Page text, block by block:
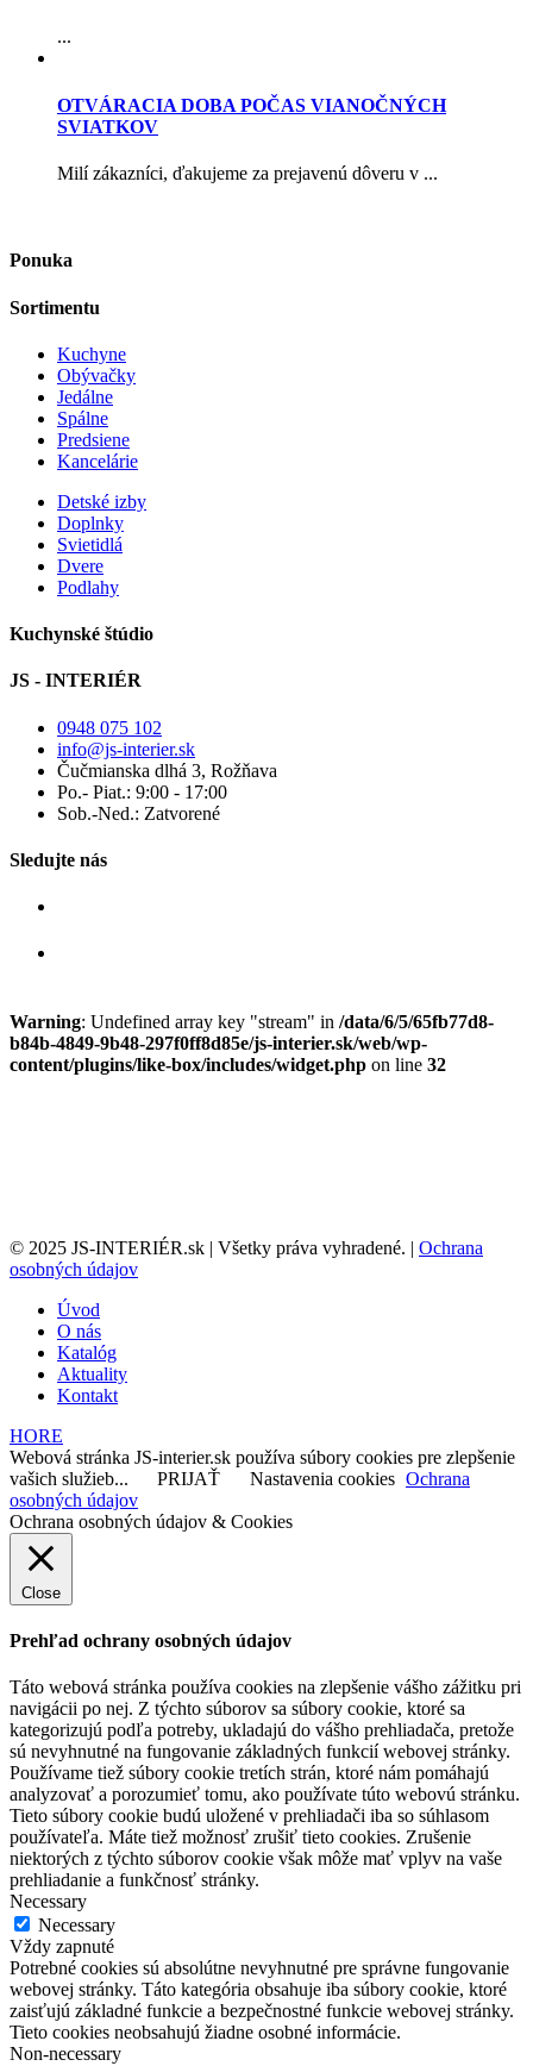
...
OTVÁRACIA DOBA POČAS VIANOČNÝCH
SVIATKOV
Milí zákazníci, ďakujeme za prejavenú dôveru v ...
Ponuka
Sortimentu
Kuchyne
Obývačky
Jedálne
Spálne
Predsiene
Kancelárie
Detské izby
Doplnky
Svietidlá
Dvere
Podlahy
Kuchynské štúdio
JS - INTERIÉR
0948 075 102
info@js-interier.sk
Čučmianska dlhá 3, Rožňava
Po.- Piat.: 9:00 - 17:00
Sob.-Ned.: Zatvorené
Sledujte nás
Warning: Undefined array key "stream" in /data/6/5/65fb77d8-
b84b-4849-9b48-297f0ff8d85e/js-interier.sk/web/wp-
content/plugins/like-box/includes/widget.php on line 32
© 2025 JS-INTERIÉR.sk | Všetky práva vyhradené. | Ochrana
osobných údajov
Úvod
O nás
Katalóg
Aktuality
Kontakt
HORE
Webová stránka JS-interier.sk používa súbory cookies pre zlepšenie
vašich služieb...
PRIJAŤ Nastavenia cookies Ochrana
osobných údajov
Ochrana osobných údajov & Cookies
Close
Prehľad ochrany osobných údajov
Táto webová stránka používa cookies na zlepšenie vášho zážitku pri
navigácii po nej. Z týchto súborov sa súbory cookie, ktoré sa
kategorizujú podľa potreby, ukladajú do vášho prehliadača, pretože
sú nevyhnutné na fungovanie základných funkcií webovej stránky.
Používame tiež súbory cookie tretích strán, ktoré nám pomáhajú
analyzovať a porozumieť tomu, ako používate túto webovú stránku.
Tieto súbory cookie budú uložené v prehliadači iba so súhlasom
používateľa. Máte tiež možnosť zrušiť tieto cookies. Zrušenie
niektorých z týchto súborov cookie však môže mať vplyv na vaše
prehliadanie a funkčnosť stránky.
Necessary
Necessary
Vždy zapnuté
Potrebné cookies sú absolútne nevyhnutné pre správne fungovanie
webovej stránky. Táto kategória obsahuje iba súbory cookie, ktoré
zaisťujú základné funkcie a bezpečnostné funkcie webovej stránky.
Tieto cookies neobsahujú žiadne osobné informácie.
Non-necessary